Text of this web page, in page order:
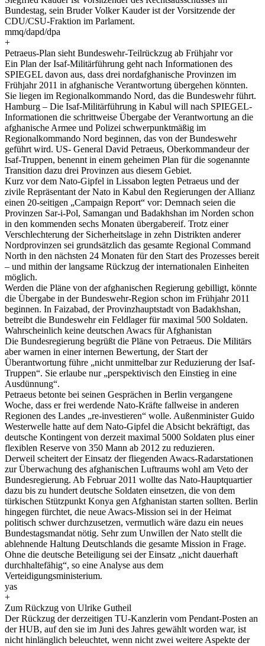
Bundestag, sein Bruder Volker Kauder ist der Vorsitzende der
CDU/CSU-Fraktion im Parlament.
mmq/dapd/dpa
+
Petraeus-Plan sieht Bundeswehr-Teilrückzug ab Frühjahr vor
Ein Plan der Isaf-Militärführung geht nach Informationen des
SPIEGEL davon aus, dass drei nordafghanische Provinzen im
Frühjahr 2011 in afghanische Verantwortung übergehen könnten.
Sie liegen im Regionalkommando Nord, das die Bundeswehr führt.
Hamburg – Die Isaf-Militärführung in Kabul will nach SPIEGEL-
Informationen die schrittweise Übergabe der Verantwortung an die
afghanische Armee und Polizei schwerpunktmäßig im
Regionalkommando Nord beginnen, das von der Bundeswehr
geführt wird. US- General David Petraeus, Oberkommandeur der
Isaf-Truppen, benennt in einem geheimen Plan für die sogenannte
Transition dazu drei Provinzen aus diesem Gebiet.
Kurz vor dem Nato-Gipfel in Lissabon legten Petraeus und der
zivile Repräsentant der Nato in Kabul den Regierungen der Allianz
einen 20-seitigen „Campaign Report“ vor: Demnach seien die
Provinzen Sar-i-Pol, Samangan und Badakhshan im Norden schon
in den kommenden sechs Monaten übergabereif. Trotz einer
Verschlechterung der Sicherheitslage in zehn Distrikten anderer
Nordprovinzen sei grundsätzlich das gesamte Regional Command
North in den nächsten 24 Monaten für den Start des Prozesses bereit
– und mithin der langsame Rückzug der internationalen Einheiten
möglich.
Werden die Pläne von der afghanischen Regierung gebilligt, könnte
die Übergabe in der Bundeswehr-Region schon im Frühjahr 2011
beginnen. In Faizabad, der Provinzhauptstadt von Badakhshan,
betreibt die Bundeswehr ein Feldlager für maximal 500 Soldaten.
Wahrscheinlich keine deutschen Awacs für Afghanistan
Die Bundesregierung begrüßt die Pläne von Petraeus. Die Militärs
aber warnen in einer internen Bewertung, der Start der
Überantwortung führe „nicht unmittelbar zur Reduzierung der Isaf-
Truppen“. Sie erlaube nur „perspektivisch den Einstieg in eine
Ausdünnung“.
Petraeus betonte bei seinen Gesprächen in Berlin vergangene
Woche, dass er frei werdende Nato-Kräfte fallweise in anderen
Regionen des Landes „re-investieren“ wolle. Außenminister Guido
Westerwelle hatte auf dem Nato-Gipfel die Absicht bekräftigt, das
deutsche Kontingent von derzeit maximal 5000 Soldaten plus einer
flexiblen Reserve von 350 Mann ab 2012 zu reduzieren.
Derweil scheitert der Einsatz der fliegenden Awacs-Radarstationen
zur Überwachung des afghanischen Luftraums wohl am Veto der
Bundesregierung. Ab Februar 2011 wollte das Nato-Hauptquartier
dazu bis zu hundert deutsche Soldaten einsetzen, die von dem
türkischen Stützpunkt Konya gen Afghanistan starten sollten. Berlin
hingegen fürchtet, die neue Awacs-Mission sei in der Heimat
politisch schwer durchzusetzen, vermutlich wäre dazu ein neues
Bundestagsmandat nötig. Sehr zum Unwillen der Nato stellt die
ablehnende Haltung Deutschlands die gesamte Mission in Frage.
Ohne die deutsche Beteiligung sei der Einsatz „nicht dauerhaft
durchhaltefähig“, so eine Analyse aus dem
Verteidigungsministerium.
yas
+
Zum Rückzug von Ulrike Gutheil
Der Rückzug der derzeitigen TU-Kanzlerin vom Pendant-Posten an
der HUB, auf den sie im Juni des Jahres gewählt worden war, ist
nicht hinlänglich beleuchtet, wenn nicht zwei weitere Aspekte der